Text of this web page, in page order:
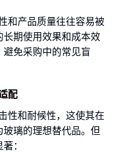
和产品质量往往容易被
长期使用效果和成本效
免采购中的常见盲
配
性和耐候性，这使其在
璃的理想替代品。但
：